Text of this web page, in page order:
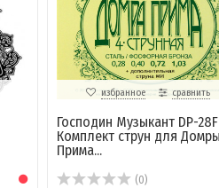
избранное сравнить
Господин Музыкант DP-
Комплект струн для
Прима...
(0)